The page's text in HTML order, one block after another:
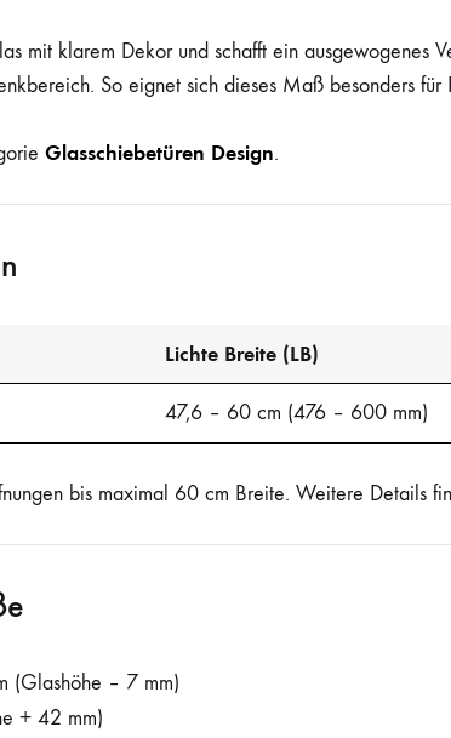
mit klarem Dekor und schafft ein ausgewogenes
So eignet sich dieses Maß besonders
Glasschiebetüren Design.
Lichte Breite (LB)
47,6 – 60 cm (476 – 600 mm)
bis maximal 60 cm Breite. Weitere Details
(Glashöhe – 7 mm)
+ 42 mm)